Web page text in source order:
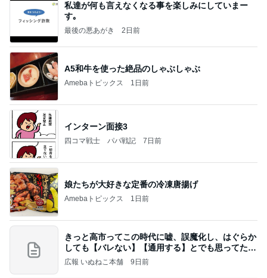
私達が何も言えなくなる事を楽しみにしていまー
す｡
最後の悪あがき 2日前
A5和牛を使った絶品のしゃぶしゃぶ
Amebaトピックス 1日前
インターン面接3
四コマ戦士 パパ戦記 7日前
娘たちが大好きな定番の冷凍唐揚げ
Amebaトピックス 1日前
きっと高市ってこの時代に嘘、誤魔化し、はぐらか
しても【バレない】【通用する】とでも思ってたん
だろ
広報 いぬねこ本舗 9日前